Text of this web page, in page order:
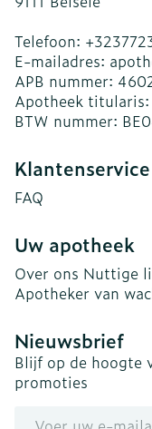
Telefoon:
E-mailadres:
APB nummer:
Apotheek titularis:
BTW nummer:
Klantenservice
FAQ
Uw apotheek
Over ons Nuttige
Apotheker van
Nieuwsbrief
Blijf op de hoogte
promoties